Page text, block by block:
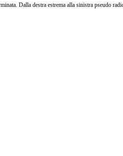
Dalla destra estrema alla sinistra pseudo